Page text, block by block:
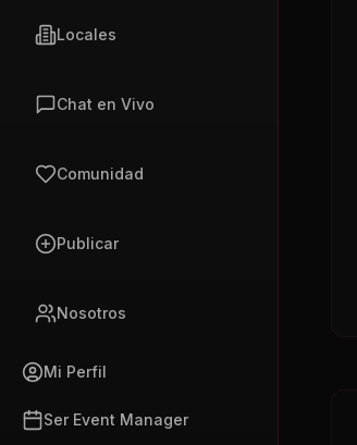
Locales
Chat en Vivo
Comunidad
Publicar
Nosotros
Mi Perfil
Ser Event Manager